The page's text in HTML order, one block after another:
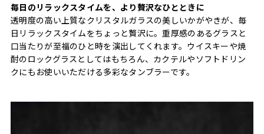
毎日のリラックスタイムを、より贅沢なひとときに
透明度の高い上質なクリスタルガラスの美しいかがやきが、毎
日リラックスタイムをちょっと贅沢に。重厚感のあるグラスと
口当たりが至福のひと時を演出してくれます。ウイスキーや焼
酎のロックグラスとしてはもちろん、カクテルやソフトドリン
クにもお使いいただける多彩なタンブラーです。